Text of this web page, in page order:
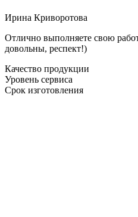
Ирина Криворотова
Отлично выполняете свою
довольны, респект!)
Качество продукции
Уровень сервиса
Срок изготовления